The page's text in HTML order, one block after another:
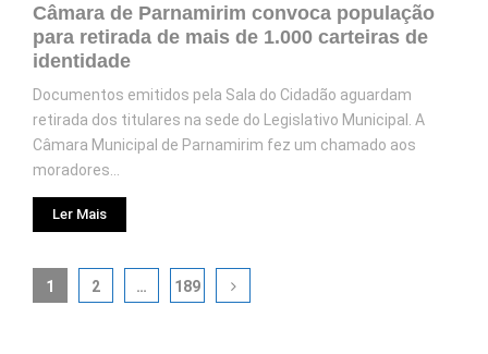
Câmara de Parnamirim convoca população
para retirada de mais de 1.000 carteiras de
identidade
Documentos emitidos pela Sala do Cidadão aguardam
retirada dos titulares na sede do Legislativo Municipal. A
Câmara Municipal de Parnamirim fez um chamado aos
moradores...
Ler Mais
1 2 … 189